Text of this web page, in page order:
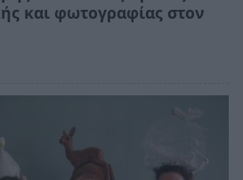
και φωτογραφίας στον